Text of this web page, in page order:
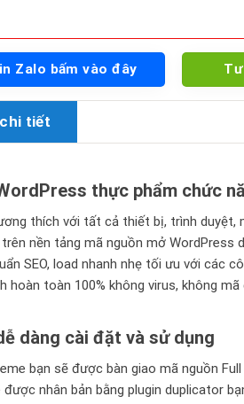
Zalo bấm vào đây
tiết
thực phẩm chức
thích với tất cả thiết bị, trình duyệt,
nền tảng mã nguồn mở WordPress
SEO, load nhanh nhẹ tối ưu với các
hoàn toàn 100% không virus, không
dàng cài đặt và sử dụng
bạn sẽ được bàn giao mã nguồn
được nhân bản bằng plugin duplicator